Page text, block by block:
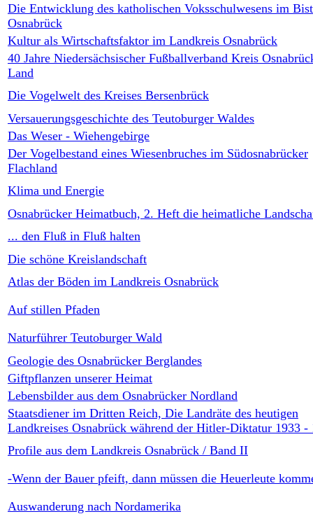
Die Entwicklung des katholischen Voksschulwesens im
Osnabrück
Kultur als Wirtschaftsfaktor im Landkreis Osnabrück
40 Jahre Niedersächsischer Fußballverband Kreis
Land
Die Vogelwelt des Kreises Bersenbrück
Versauerungsgeschichte des Teutoburger Waldes
Das Weser - Wiehengebirge
Der Vogelbestand eines Wiesenbruches im Südosnabrücker
Flachland
Klima und Energie
Osnabrücker Heimatbuch, 2. Heft die heimatliche
... den Fluß in Fluß halten
Die schöne Kreislandschaft
Atlas der Böden im Landkreis Osnabrück
Auf stillen Pfaden
Naturführer Teutoburger Wald
Geologie des Osnabrücker Berglandes
Giftpflanzen unserer Heimat
Lebensbilder aus dem Osnabrücker Nordland
Staatsdiener im Dritten Reich, Die Landräte des heutigen
Landkreises Osnabrück während der Hitler-Diktatur 1933 -
Profile aus dem Landkreis Osnabrück / Band II
-Wenn der Bauer pfeift, dann müssen die Heuerleute
Auswanderung nach Nordamerika